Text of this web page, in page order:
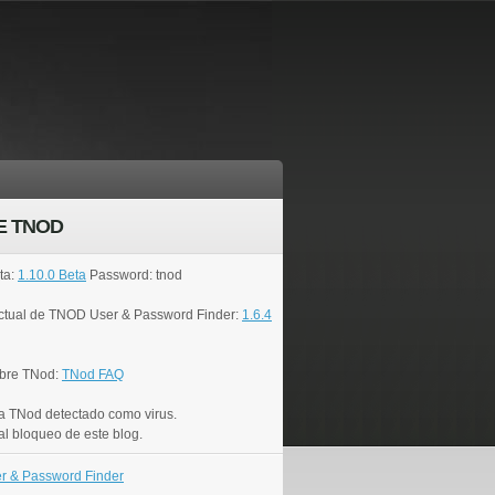
TNOD
1.10.0 Beta Password: tnod
de TNOD User & Password Finder: 1.6.4
TNod: TNod FAQ
TNod detectado como virus.
bloqueo de este blog.
& Password Finder